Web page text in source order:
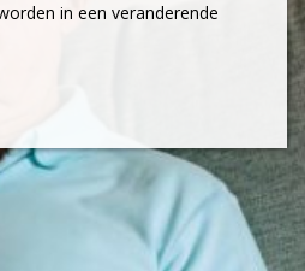
in een veranderende